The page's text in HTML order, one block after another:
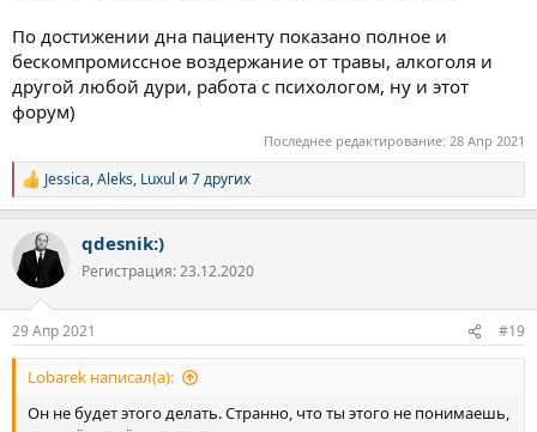
По достижении дна пациенту показано полное и
бескомпромиссное воздержание от травы, алкоголя и
другой любой дури, работа с психологом, ну и этот
форум)
Последнее редактирование: 28 Апр 2021
Р
е
к
ц
и
Jessica,Aleks, Luxul и 7 других
qdesnik:)
Регистрация: 23.12.2020
29 Апр 2021 #19
Lobarek написал(а):
Он не будет этого делать. Странно, что ты этого не понимаешь,